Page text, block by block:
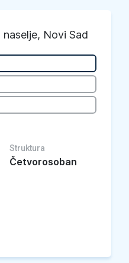
naselje, Novi Sad
Struktura
Četvorosoban